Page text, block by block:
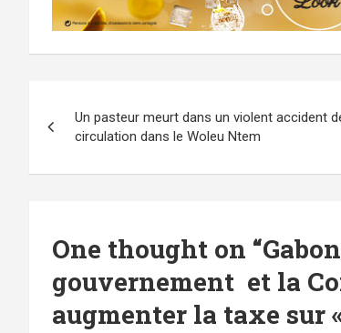
de
l’article
Un pasteur meurt dans un violent accident
circulation dans le Woleu Ntem
One thought on “
gouvernement et la
augmenter la taxe sur